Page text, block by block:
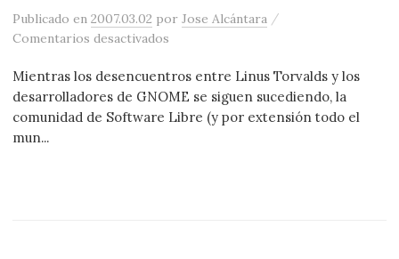
Publicadoen2007.03.02 porJose Alcántara /
Comentarios desactivados
Mientras los desencuentros entre Linus Torvalds y los
desarrolladores de GNOME se siguen sucediendo, la
comunidad de Software Libre (y por extensión todo el
mun...